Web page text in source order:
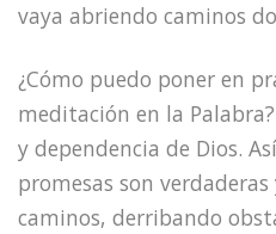
vaya abriendo caminos
¿Cómo puedo poner en
meditación en la
y dependencia de Dios.
promesas son
caminos, derribando